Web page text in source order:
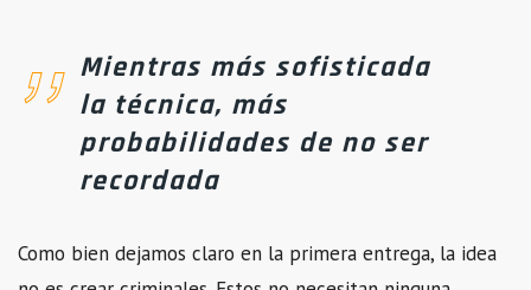
Mientras más sofisticada
la técnica, más
probabilidades de no ser
recordada
Como bien dejamos claro en la primera entrega, la idea